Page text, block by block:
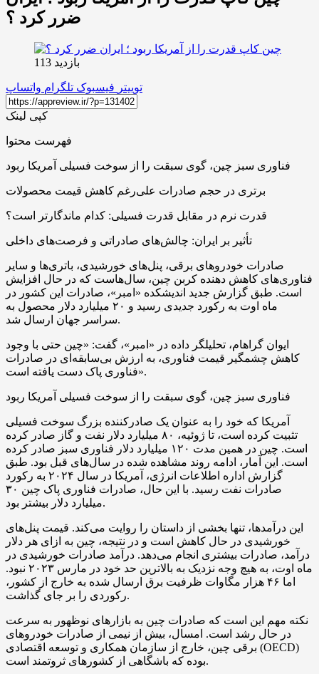
ضرر کرد ؟
بازدید 113
توییتر فیسبوک تلگرام واتساپ
کپی لینک
فهرست محتوا
فناوری سبز چین، گوی سبقت را از سوخت فسیلی آمریکا ربود
برتری در حجم صادرات علی‌رغم کاهش قیمت محصولات
قدرت نرم در مقابل قدرت فسیلی: کدام ماندگارتر است؟
تأثیر بر ایران: چالش‌های صادراتی و فرصت‌های داخلی
صادرات خودروهای برقی، پنل‌های خورشیدی، باتری‌ها و سایر
فناوری‌های کاهش دهنده کربن چین، سال‌هاست که در حال افزایش
است. طبق گزارش جدید اندیشکده «امبر»، صادرات این کشور در
ماه اوت به رکورد جدیدی رسید و ۲۰ میلیارد دلار محصول به
سراسر جهان ارسال شد.
ایوان گراهام، تحلیلگر داده در «امبر»، گفت: «چین حتی با وجود
کاهش چشمگیر قیمت فناوری، به ارزش بی‌سابقه‌ای در صادرات
فناوری پاک دست یافته است».
فناوری سبز چین، گوی سبقت را از سوخت فسیلی آمریکا ربود
آمریکا که خود را به عنوان یک صادرکننده بزرگ سوخت فسیلی
تثبیت کرده است، تا ژوئیه، ۸۰ میلیارد دلار نفت و گاز صادر کرده
است. چین در همین مدت ۱۲۰ میلیارد دلار فناوری سبز صادر کرده
است. این آمار، ادامه روند مشاهده شده در سال‌های قبل بود. طبق
گزارش اداره اطلاعات انرژی، آمریکا در سال ۲۰۲۴ به رکورد
صادرات نفت رسید. با این حال، صادرات فناوری پاک چین ۳۰
میلیارد دلار بیشتر بود.
این درآمدها، تنها بخشی از داستان را روایت می‌کند. قیمت پنل‌های
خورشیدی در حال کاهش است و در نتیجه، چین به ازای هر دلار
درآمد، صادرات بیشتری انجام می‌دهد. درآمد صادرات خورشیدی در
ماه اوت، به هیچ وجه نزدیک به بالاترین حد خود در مارس ۲۰۲۳ نبود.
اما ۴۶ هزار مگاوات ظرفیت برق ارسال شده به خارج از کشور،
رکوردی را بر جای گذاشت.
نکته مهم این است که صادرات چین به بازارهای نوظهور به سرعت
در حال رشد است. امسال، بیش از نیمی از صادرات خودروهای
برقی چین، خارج از سازمان همکاری و توسعه اقتصادی (OECD)
بوده که باشگاهی از کشورهای ثروتمند است.